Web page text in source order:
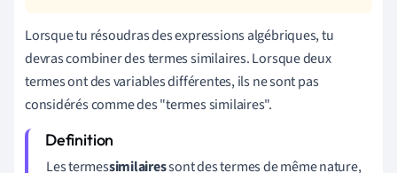
Lorsque tu résoudras des expressions algébriques, tu
devras combiner des termes similaires. Lorsque deux
termes ont des variables différentes, ils ne sont pas
considérés comme des "termes similaires".
Les termessimilairessont des termes de même nature,